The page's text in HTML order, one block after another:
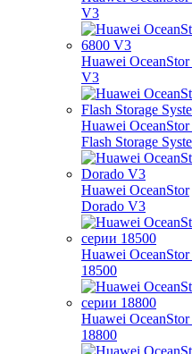
V3
Huawei
V3
Huawei
Flash Storage
Huawei OceanStor
Dorado V3
Huawei OceanStor
18500
Huawei OceanStor
18800